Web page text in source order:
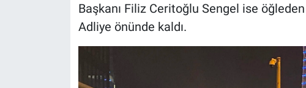
Başkanı Filiz Ceritoğlu Sengel ise
Adliye önünde kaldı.